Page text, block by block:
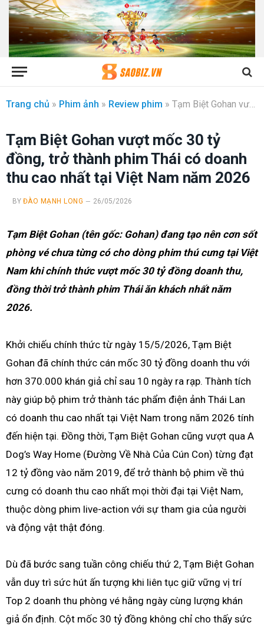
Trang chủ » Phim ảnh » Review phim » Tạm Biệt Gohan vượt mốc 30 tỷ đồng, trở thành phim Thái có doanh thu cao nhất tại Việt Nam năm 2026
Tạm Biệt Gohan vượt mốc 30 tỷ
đồng, trở thành phim Thái có doanh
thu cao nhất tại Việt Nam năm 2026
BY ĐÀO MẠNH LONG 26/05/2026
Tạm Biệt Gohan (tên gốc: Gohan) đang tạo nên cơn sốt
phòng vé chưa từng có cho dòng phim thú cưng tại Việt
Nam khi chính thức vượt mốc 30 tỷ đồng doanh thu,
đồng thời trở thành phim Thái ăn khách nhất năm
2026.
Khởi chiếu chính thức từ ngày 15/5/2026, Tạm Biệt
Gohan đã chính thức cán mốc 30 tỷ đồng doanh thu với
hơn 370.000 khán giả chỉ sau 10 ngày ra rạp. Thành tích
này giúp bộ phim trở thành tác phẩm điện ảnh Thái Lan
có doanh thu cao nhất tại Việt Nam trong năm 2026 tính
đến hiện tại. Đồng thời, Tạm Biệt Gohan cũng vượt qua A
Dog’s Way Home (Đường Về Nhà Của Cún Con) từng đạt
12 tỷ đồng vào năm 2019, để trở thành bộ phim về thú
cưng có doanh thu cao nhất mọi thời đại tại Việt Nam,
thuộc dòng phim live-action với sự tham gia của người
và động vật thật đóng.
Dù đã bước sang tuần công chiếu thứ 2, Tạm Biệt Gohan
vẫn duy trì sức hút ấn tượng khi liên tục giữ vững vị trí
Top 2 doanh thu phòng vé hằng ngày cùng lượng khán
giả ổn định. Cột mốc 30 tỷ đồng không chỉ cho thấy sức